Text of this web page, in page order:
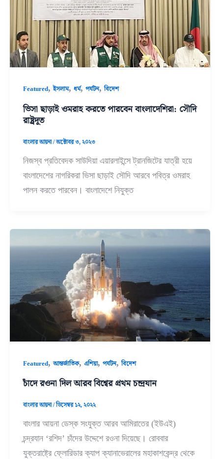
Featured,ইসলাম,ধর্ম,পর্যটন,বিদেশ
ভিসা ছাড়াই ওমরাহ করতে পারবেন বাংলাদেশিরা: সৌদি
রাষ্ট্রদূত
বাংলার আয়না/অক্টোবর ৩, ২০২৩
নিজস্ব প্রতিবেদক সাউদিয়া এয়ারলাইন্সে ট্রানজিটের যাত্রী হয়ে
বাংলাদেশের নাগরিকরা ভিসা ছাড়াই সৌদি আরবে পবিত্র ওমরাহ
পালন করতে পারবেন। বাংলাদেশে নিযুক্ত
Featured,আন্তর্জাতিক,এশিয়া,পর্যটন,বিদেশ
চাঁদে রওনা দিল আরব বিশ্বের প্রথম চন্দ্রযান
বাংলার আয়না/ডিসেম্বর ১২, ২০২২
বাংলার আয়না ডেস্ক সংযুক্ত আরব আমিরাতের (ইউএই)
চন্দ্রযান ‘রশিদ’ চাঁদের উদ্দেশে রওনা দিয়েছে। রোববার
যুক্তরাষ্ট্রে ফ্লোরিডার ক্যাপ ক্যানাভেরালের মহাকাশকেন্দ্র থেকে